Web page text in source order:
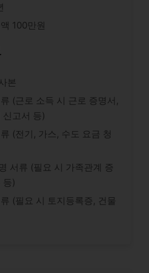
100만원
본
(근로 소득 시 근로 증명서,
신고서 등)
(전기, 가스, 수도 요금 청
서류 (필요 시 가족관계 증
등)
(필요 시 토지등록증, 건물